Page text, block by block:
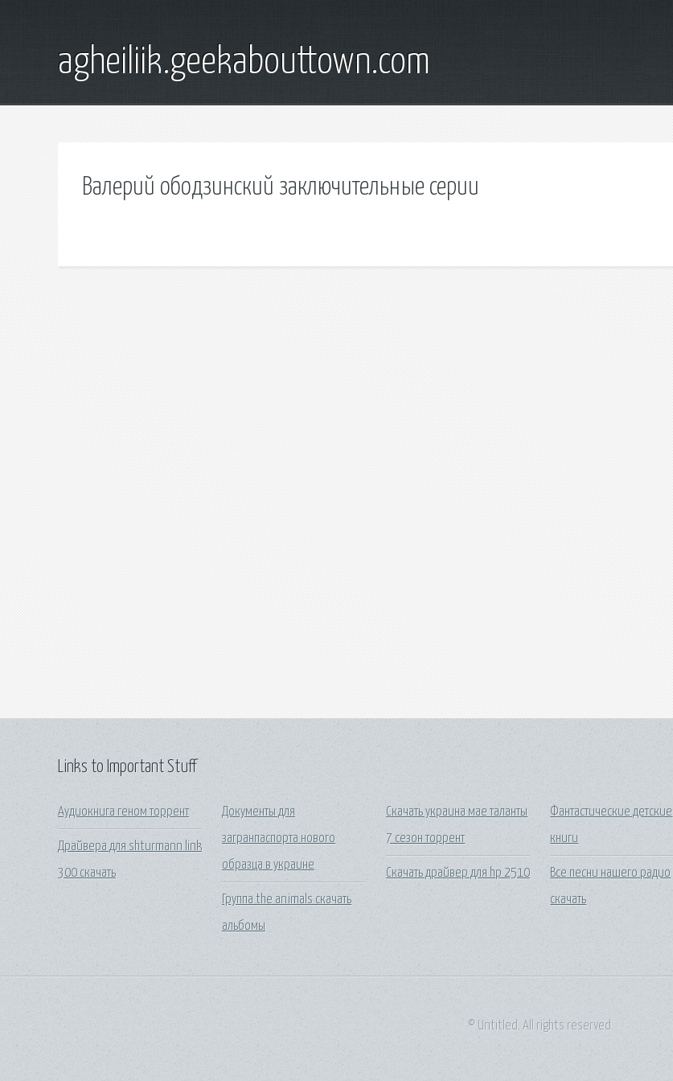
agheiliik.geekabouttown.com
Валерий ободзинский заключительные серии
Links to Important Stuff
Аудиокнига геном торрент
Драйвера для shturmann link
300 скачать
Документы для
загранпаспорта нового
образца в украине
Группа the animals скачать
альбомы
Скачать украина мае таланты
7 сезон торрент
Скачать драйвер для hp 2510
Фантастические детские
книги
Все песни нашего радио
скачать
© Untitled. All rights reserved.